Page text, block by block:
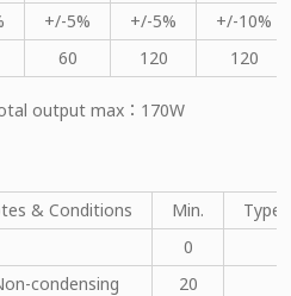
+/-5% +/-5%
+/-10%
60 120 120
output max：170W
& Conditions Min.
Type.
0
condensing 20